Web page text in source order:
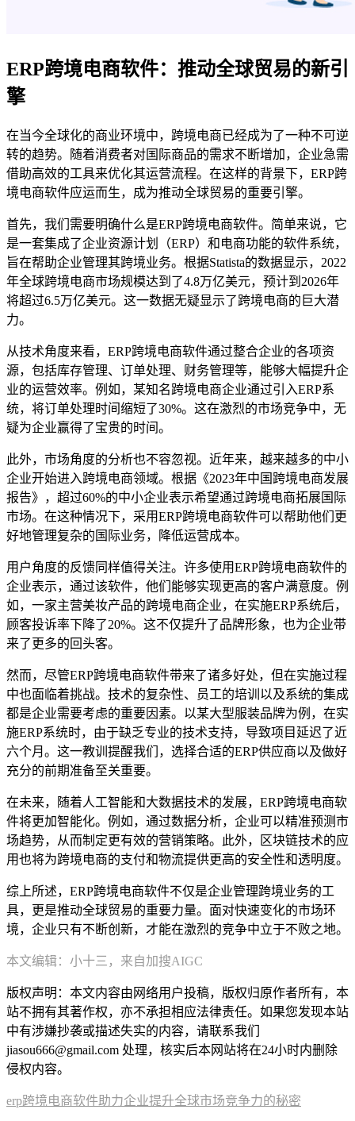
ERP跨境电商软件：推动全球贸易的新引
擎
在当今全球化的商业环境中，跨境电商已经成为了一种不可逆
转的趋势。随着消费者对国际商品的需求不断增加，企业急需
借助高效的工具来优化其运营流程。在这样的背景下，ERP跨
境电商软件应运而生，成为推动全球贸易的重要引擎。
首先，我们需要明确什么是ERP跨境电商软件。简单来说，它
是一套集成了企业资源计划（ERP）和电商功能的软件系统，
旨在帮助企业管理其跨境业务。根据Statista的数据显示，2022
年全球跨境电商市场规模达到了4.8万亿美元，预计到2026年
将超过6.5万亿美元。这一数据无疑显示了跨境电商的巨大潜
力。
从技术角度来看，ERP跨境电商软件通过整合企业的各项资
源，包括库存管理、订单处理、财务管理等，能够大幅提升企
业的运营效率。例如，某知名跨境电商企业通过引入ERP系
统，将订单处理时间缩短了30%。这在激烈的市场竞争中，无
疑为企业赢得了宝贵的时间。
此外，市场角度的分析也不容忽视。近年来，越来越多的中小
企业开始进入跨境电商领域。根据《2023年中国跨境电商发展
报告》，超过60%的中小企业表示希望通过跨境电商拓展国际
市场。在这种情况下，采用ERP跨境电商软件可以帮助他们更
好地管理复杂的国际业务，降低运营成本。
用户角度的反馈同样值得关注。许多使用ERP跨境电商软件的
企业表示，通过该软件，他们能够实现更高的客户满意度。例
如，一家主营美妆产品的跨境电商企业，在实施ERP系统后，
顾客投诉率下降了20%。这不仅提升了品牌形象，也为企业带
来了更多的回头客。
然而，尽管ERP跨境电商软件带来了诸多好处，但在实施过程
中也面临着挑战。技术的复杂性、员工的培训以及系统的集成
都是企业需要考虑的重要因素。以某大型服装品牌为例，在实
施ERP系统时，由于缺乏专业的技术支持，导致项目延迟了近
六个月。这一教训提醒我们，选择合适的ERP供应商以及做好
充分的前期准备至关重要。
在未来，随着人工智能和大数据技术的发展，ERP跨境电商软
件将更加智能化。例如，通过数据分析，企业可以精准预测市
场趋势，从而制定更有效的营销策略。此外，区块链技术的应
用也将为跨境电商的支付和物流提供更高的安全性和透明度。
综上所述，ERP跨境电商软件不仅是企业管理跨境业务的工
具，更是推动全球贸易的重要力量。面对快速变化的市场环
境，企业只有不断创新，才能在激烈的竞争中立于不败之地。
本文编辑：小十三，来自加搜AIGC
版权声明：本文内容由网络用户投稿，版权归原作者所有，本
站不拥有其著作权，亦不承担相应法律责任。如果您发现本站
中有涉嫌抄袭或描述失实的内容，请联系我们
jiasou666@gmail.com 处理，核实后本网站将在24小时内删除
侵权内容。
erp跨境电商软件助力企业提升全球市场竞争力的秘密